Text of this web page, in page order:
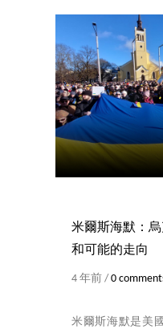
米爾斯海默：
和可能的走向
4 年前 /0
米爾斯海默是美